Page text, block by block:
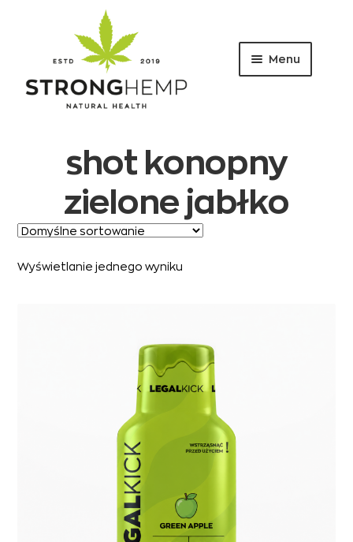
Przejdź
do
nawigacji
Przejdź
do
Menu
shot konopny
zielone jabłko
Wyświetlanie jednego wyniku